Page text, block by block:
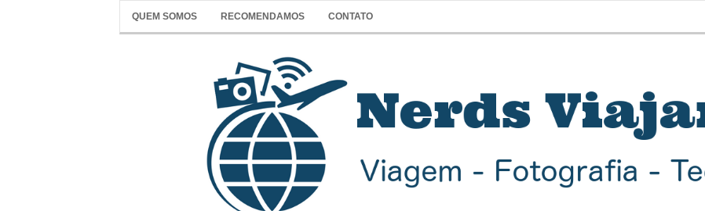
QUEM SOMOS RECOMENDAMOS CONTATO